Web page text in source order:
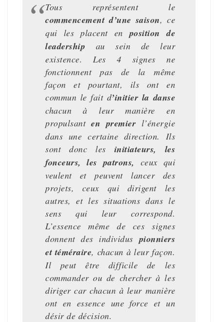
Tous représentent le
commencement d’une saison, ce
qui les placent en position de
leadership au sein de leur
existence. Les 4 signes ne
fonctionnent pas de la même
façon et pourtant, ils ont en
commun le fait d’initier la danse
chacun à leur manière en
propulsanten premier l’énergie
dans une certaine direction. Ils
sont donc les initiateurs, les
fonceurs, les patrons,
ceux qui
veulent et peuvent lancer des
projets, ceux qui dirigent les
autres, et les situations dans le
sens qui leur correspond.
L’essence même de ces signes
donnent des individus pionniers
et téméraire, chacun à leur façon.
Il peut être difficile de les
commander ou de chercher à les
diriger car chacun à leur manière
ont en essence une force et un
désir de décision.